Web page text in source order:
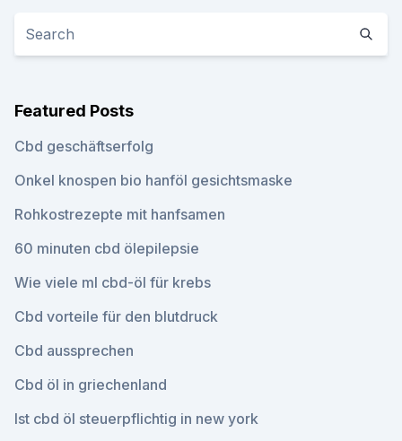
Featured Posts
Cbd geschäftserfolg
Onkel knospen bio hanföl gesichtsmaske
Rohkostrezepte mit hanfsamen
60 minuten cbd ölepilepsie
Wie viele ml cbd-öl für krebs
Cbd vorteile für den blutdruck
Cbd aussprechen
Cbd öl in griechenland
Ist cbd öl steuerpflichtig in new york